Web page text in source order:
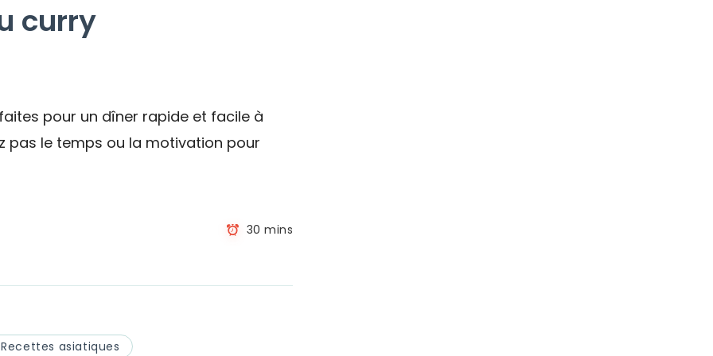
curry
pour un dîner rapide et facile à
pas le temps ou la motivation pour
30 mins
Recettes asiatiques